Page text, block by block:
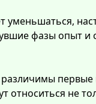
уменьшаться,
фазы опыт и
не